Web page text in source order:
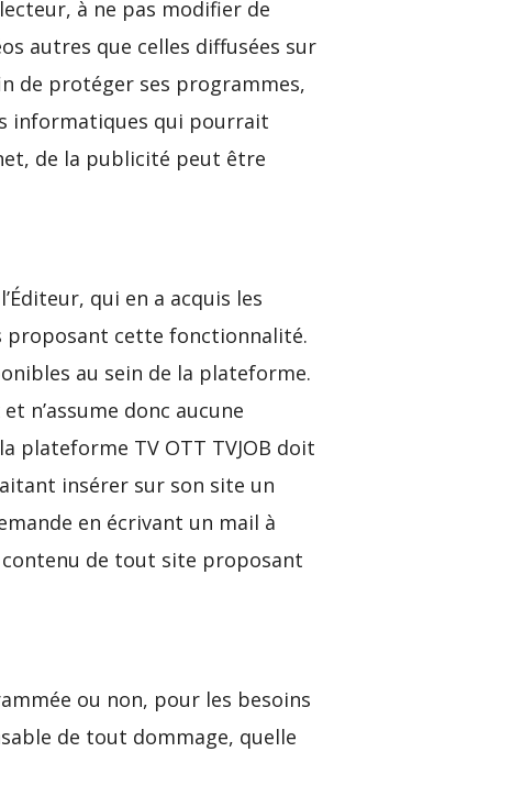
à ne pas modifier de
autres que celles diffusées sur
de protéger ses programmes,
informatiques qui pourrait
de la publicité peut être
qui en a acquis les
proposant cette fonctionnalité.
au sein de la plateforme.
n’assume donc aucune
plateforme TV OTT TVJOB doit
insérer sur son site un
en écrivant un mail à
de tout site proposant
ou non, pour les besoins
de tout dommage, quelle